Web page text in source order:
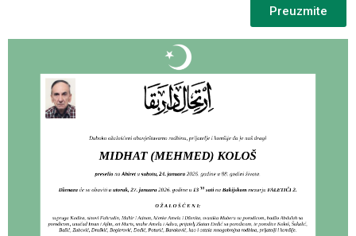
Preuzmite